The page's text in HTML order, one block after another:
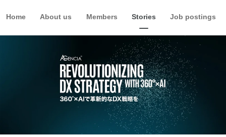
Home About us Members Stories Job postings